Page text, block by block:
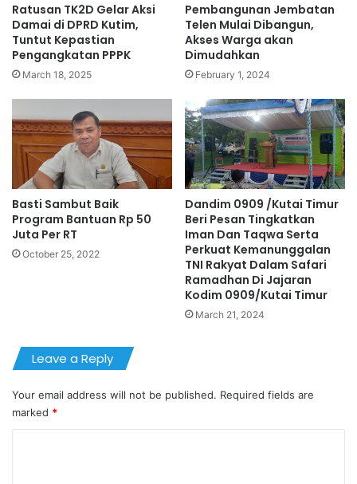
Ratusan TK2D Gelar Aksi
Damai di DPRD Kutim,
Tuntut Kepastian
Pengangkatan PPPK
March 18, 2025
Pembangunan Jembatan
Telen Mulai Dibangun,
Akses Warga akan
Dimudahkan
February 1, 2024
Basti Sambut Baik
Program Bantuan Rp 50
Juta Per RT
October 25, 2022
Dandim 0909 /Kutai Timur
Beri Pesan Tingkatkan
Iman Dan Taqwa Serta
Perkuat Kemanunggalan
TNI Rakyat Dalam Safari
Ramadhan Di Jajaran
Kodim 0909/Kutai Timur
March 21, 2024
Leave a Reply
Your email address will not be published. Required fields are
marked *